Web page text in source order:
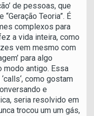
de pessoas, que
Teoria”. É
complexos para
a vida inteira, como
vem mesmo com
para algo
modo antigo. Essa
como gostam
e
seria resolvido em
trocou um um gás,